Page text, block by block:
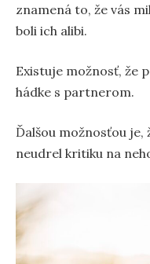
znamená to, že vás
boli ich alibi.
Existuje možnosť, že
hádke s partnerom.
Ďalšou možnosťou je,
neudrel kritiku na